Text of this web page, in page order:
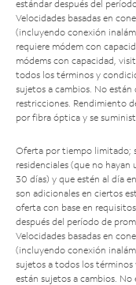
estándar después del
Velocidades basadas en
(incluyendo conexión
requiere módem con
módems con capacidad,
todos los términos y
sujetos a cambios. No están
restricciones. Rendimiento
por fibra óptica y se
Oferta por tiempo limitado;
residenciales (que no
30 días) y que estén al día
son adicionales en ciertos
oferta con base en
después del período de
Velocidades basadas en
(incluyendo conexión
sujetos a todos los
están sujetos a cambios. No